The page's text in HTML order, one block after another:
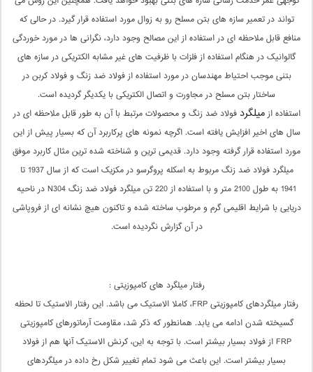
تواند در تعمیر سازه های بتن مسلح رو به زوال مورد استفاده قرار گیرد. در حالی که
منافع قابل ملاحظه ای در استفاده از این مصالح وجود دارد، نگرانی ها در مورد خوردگی
گالوانیک در هنگام استفاده از فلزات با ظرفیت های غیر مشابه الکتریکی در سازه های
بتنی موجب احتیاط مهندسان در مورد استفاده از فولاد ضد زنگ و فولاد کربن در
ساختار بتن مسلح در مجاورت و اتصال الکتریکی با یکدیگر گردیده است.
استفاده ازمیلگرد فولاد ضد زنگ و محصولات مرتبط با آن به طور قابل ملاحظه ای در
سال های اخیر افزایش یافته است. اگرچه نمونه های پرکاربرد آن که بسیار پیش از این
مورد استفاده قرار گرفته وجود دارد. قدیمی ترین و شناخته شده ترین مثال کاربرد موفق
میلگرد فولاد ضد زنگ مربوط به اسکله پروگرسو در مکزیک است که از سال 1937 تا
1941 به طول 2100 متر و با استفاده از 220 تن میلگرد فولاد ضد زنگ N304 در ناحیه
دریایی با شرایط اقلیمی گرم و مرطوب ساخته شده و تاکنون هیچ نشانه ای از فروپاشی
در آن گزارش نگردیده است.
رفتار میلگرد های کامپوزیتی :
رفتار میلگردهای کامپوزیتی FRP، کاملا الاستیک می باشد. این رفتار الاستیک تا لحظه
گسیخته شدن ادامه می یابد. همانطور که ذکر شد، مقاومت آرماتورهای کامپوزیتی
FRP از فولاد بسیار بیشتر است. با توجه به این، کرنش الاستیک آنها هم از فولاد
بسیار بیشتر است. این باعث می شود تمام تغییر شکل رخ داده در میلگردهای